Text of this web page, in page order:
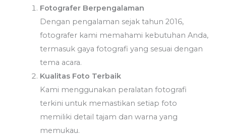
Fotografer Berpengalaman
Dengan pengalaman sejak tahun 2016,
fotografer kami memahami kebutuhan Anda,
termasuk gaya fotografi yang sesuai dengan
tema acara.
Kualitas Foto Terbaik
Kami menggunakan peralatan fotografi
terkini untuk memastikan setiap foto
memiliki detail tajam dan warna yang
memukau.